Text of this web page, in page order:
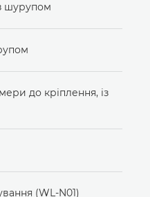
шурупом
до кріплення, із
(WL-N01)